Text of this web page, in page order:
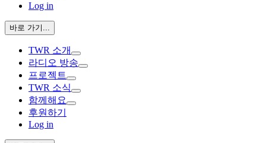
Log in
바로 가기...
TWR 소개
라디오 방송
프로젝트
TWR 소식
함께해요
후원하기
Log in